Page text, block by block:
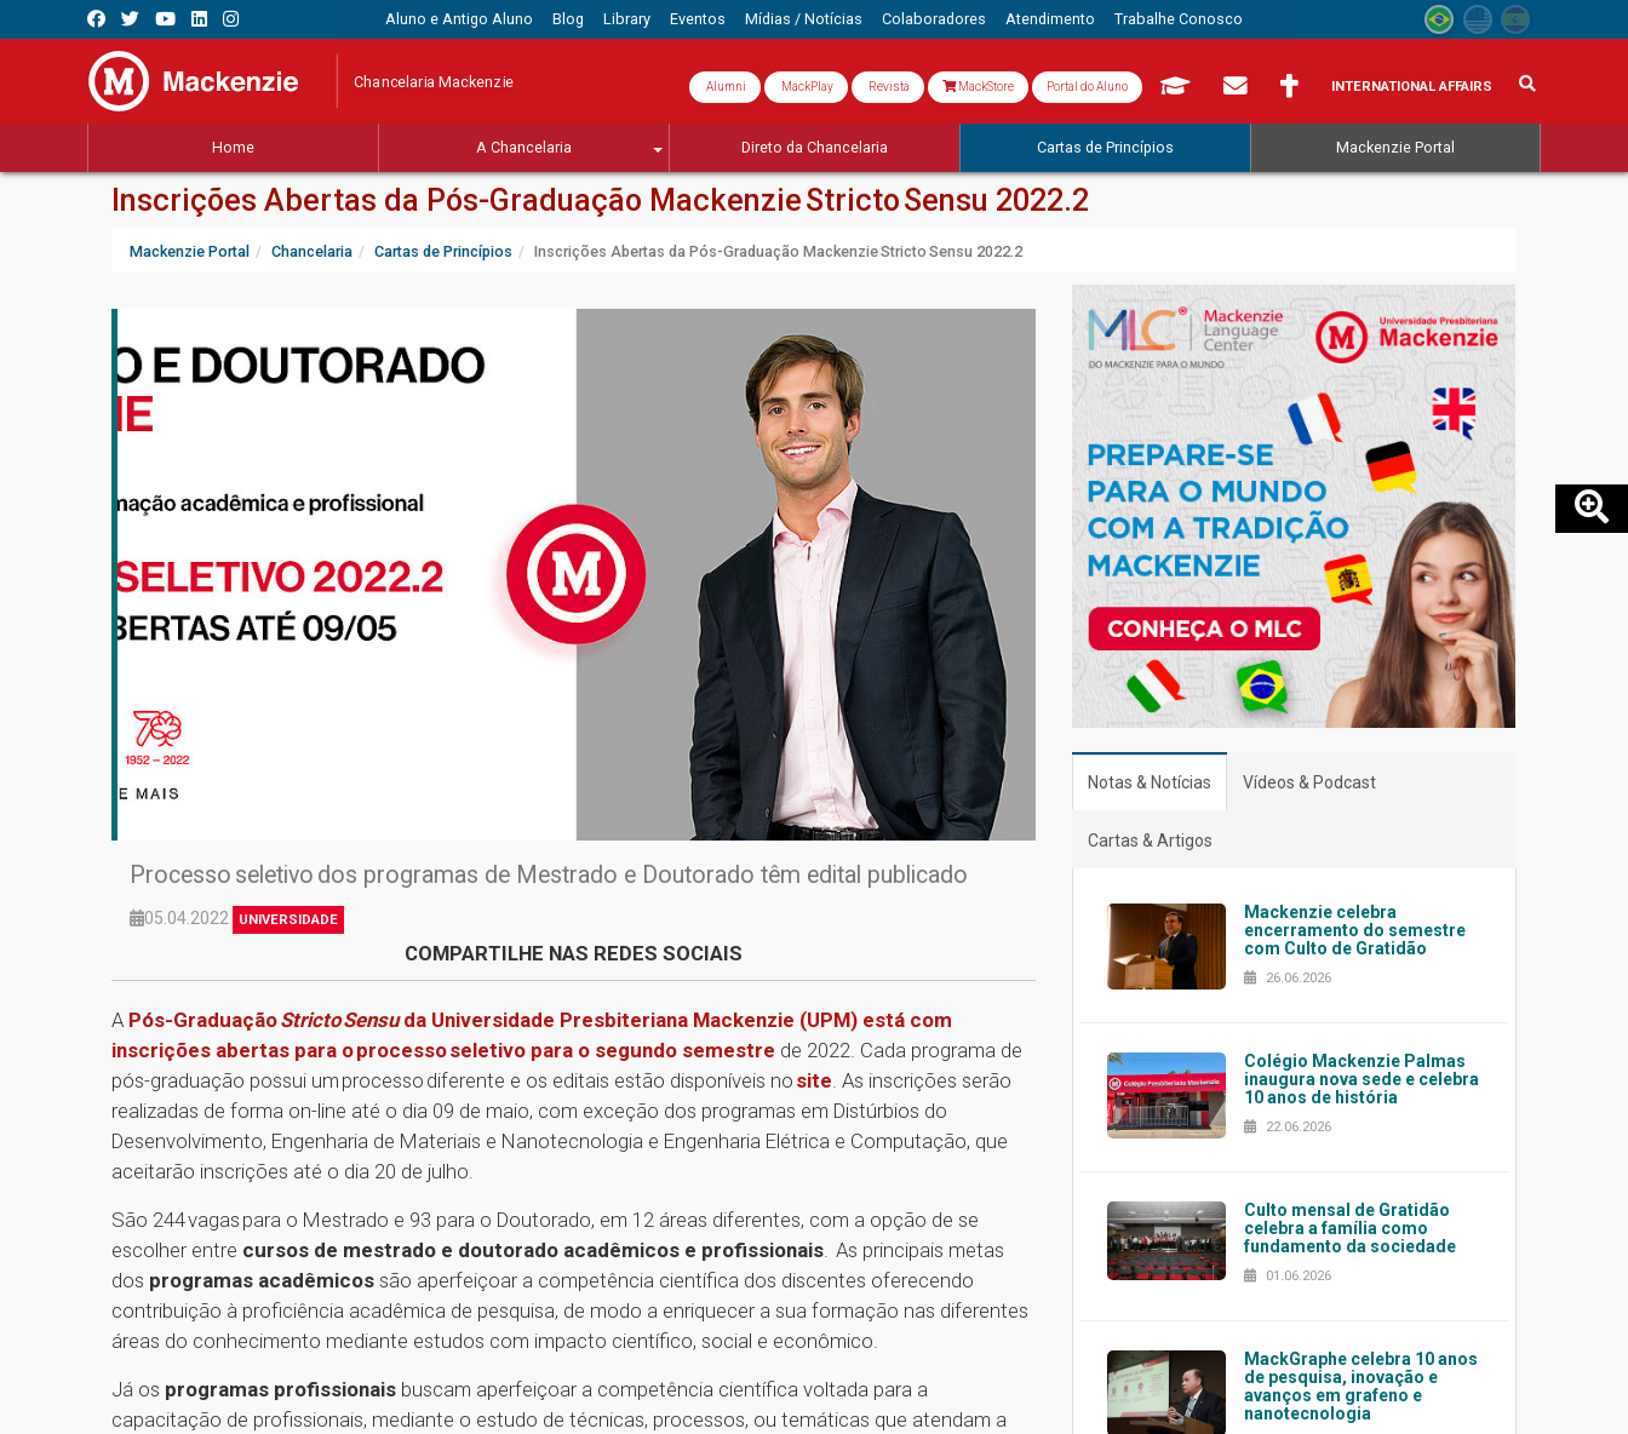
Aluno e Antigo Aluno Blog Library Eventos Mídias / Notícias Colaboradores Atendimento Trabalhe Conosco
Chancelaria Mackenzie Alumni MackPlay Revista MackStore Portal do Aluno INTERNATIONAL AFFAIRS
Home A Chancelaria Direto da Chancelaria Cartas de Princípios Mackenzie Portal
Inscrições Abertas da Pós-Graduação Mackenzie Stricto Sensu 2022.2
Mackenzie Portal Chancelaria Cartas de Princípios Inscrições Abertas da Pós-Graduação Mackenzie Stricto Sensu 2022.2
Processo seletivo dos programas de Mestrado e Doutorado têm edital publicado
05.04.2022 UNIVERSIDADE
COMPARTILHE NAS REDES SOCIAIS
A Pós-GraduaçãoStricto Sensuda Universidade Presbiteriana Mackenzie (UPM) está com
inscrições abertas para o processo seletivo para o segundo semestre de 2022. Cada programa de
pós-graduação possui um processo diferente e os editais estão disponíveis no site . As inscrições serão
realizadas de forma on-line até o dia 09 de maio, com exceção dos programas em Distúrbios do
Desenvolvimento, Engenharia de Materiais e Nanotecnologia e Engenharia Elétrica e Computação, que
aceitarão inscrições até o dia 20 de julho.
São 244 vagas para o Mestrado e 93 para o Doutorado, em 12 áreas diferentes, com a opção de se
escolher entre cursos de mestrado e doutorado acadêmicos e profissionais . As principais metas
dos programas acadêmicos são aperfeiçoar a competência científica dos discentes oferecendo
contribuição à proficiência acadêmica de pesquisa, de modo a enriquecer a sua formação nas diferentes
áreas do conhecimento mediante estudos com impacto científico, social e econômico.
Já os programas profissionais buscam aperfeiçoar a competência científica voltada para a
capacitação de profissionais, mediante o estudo de técnicas, processos, ou temáticas que atendam a
Notas & Notícias Vídeos & Podcast
Cartas & Artigos
Mackenzie celebra
encerramento do semestre
com Culto de Gratidão
26.06.2026
Colégio Mackenzie Palmas
inaugura nova sede e celebra
10 anos de história
22.06.2026
Culto mensal de Gratidão
celebra a família como
fundamento da sociedade
01.06.2026
MackGraphe celebra 10 anos
de pesquisa, inovação e
avanços em grafeno e
nanotecnologia